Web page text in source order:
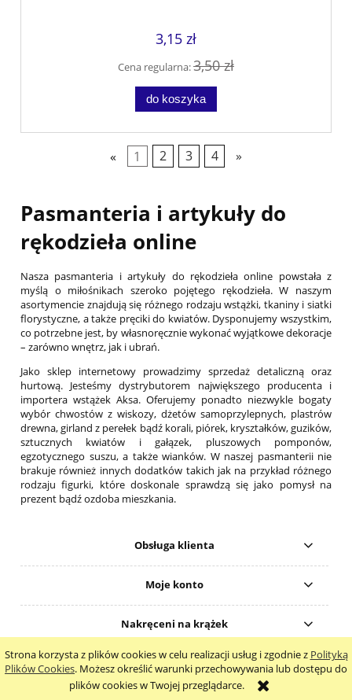
Strona korzysta z plików cookies w celu realizacji usług i zgodnie z Polityką
Plików Cookies. Możesz określić warunki przechowywania lub dostępu do
plików cookies w Twojej przeglądarce.
3,15 zł
Cena regularna:3,50 zł
do koszyka
« 1 2 3 4 »
Pasmanteria i artykuły do
rękodzieła online
Nasza pasmanteria i artykuły do rękodzieła online powstała z
myślą o miłośnikach szeroko pojętego rękodzieła. W naszym
asortymencie znajdują się różnego rodzaju wstążki, tkaniny i siatki
florystyczne, a także pręciki do kwiatów. Dysponujemy wszystkim,
co potrzebne jest, by własnoręcznie wykonać wyjątkowe dekoracje
– zarówno wnętrz, jak i ubrań.
Jako sklep internetowy prowadzimy sprzedaż detaliczną oraz
hurtową. Jesteśmy dystrybutorem największego producenta i
importera wstążek Aksa. Oferujemy ponadto niezwykle bogaty
wybór chwostów z wiskozy, dżetów samoprzylepnych, plastrów
drewna, girland z perełek bądź korali, piórek, kryształków, guzików,
sztucznych kwiatów i gałązek, pluszowych pomponów,
egzotycznego suszu, a także wianków. W naszej pasmanterii nie
brakuje również innych dodatków takich jak na przykład różnego
rodzaju figurki, które doskonale sprawdzą się jako pomysł na
prezent bądź ozdoba mieszkania.
Obsługa klienta
Moje konto
Nakręceni na krążek
pokaż pełną wersję strony
Sklep internetowy Shoper.pl